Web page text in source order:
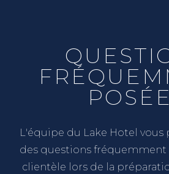
L'équipe du Lake Hotel vous
des questions fréquemment
clientèle lors de la